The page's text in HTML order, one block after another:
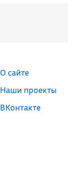
О сайте
Наши проекты
ВКонтакте